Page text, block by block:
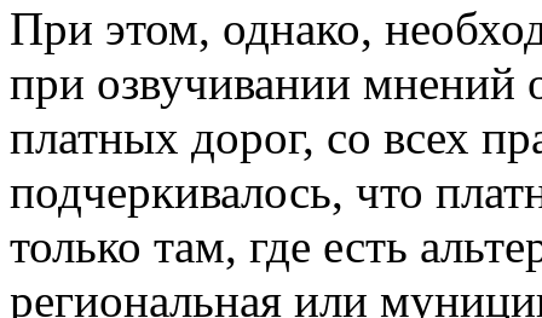
При этом, однако,
при озвучивании мнений
платных дорог, со всех
подчеркивалось, что
только там, где есть
региональная или